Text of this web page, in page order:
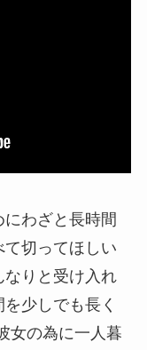
わざと長時間
切ってほしい
なりと受け入れ
少しでも長く
女の為に一人暮